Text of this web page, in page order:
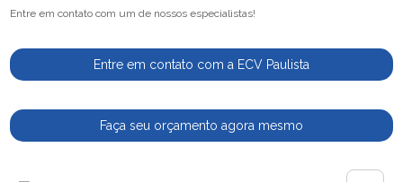
Entre em contato com um de nossos especialistas!
Entre em contato com a ECV Paulista
Faça seu orçamento agora mesmo